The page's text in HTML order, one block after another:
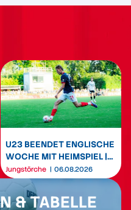
U23 BEENDET ENGLISCHE
WOCHE MIT HEIMSPIEL |
U19 & U17 STARTEN IN
DEN LIGABETRIEB
Jungstörche 06.08.2026
& TABELLE